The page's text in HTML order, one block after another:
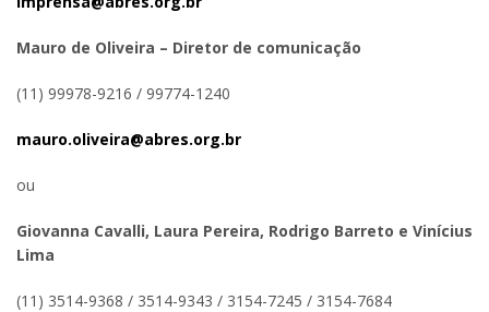
Mauro de Oliveira – Diretor de comunicação
(11) 99978-9216 / 99774-1240
mauro.oliveira@abres.org.br
ou
Giovanna Cavalli, Laura Pereira, Rodrigo Barreto e Vinícius
Lima
(11) 3514-9368 / 3514-9343 / 3154-7245 / 3154-7684